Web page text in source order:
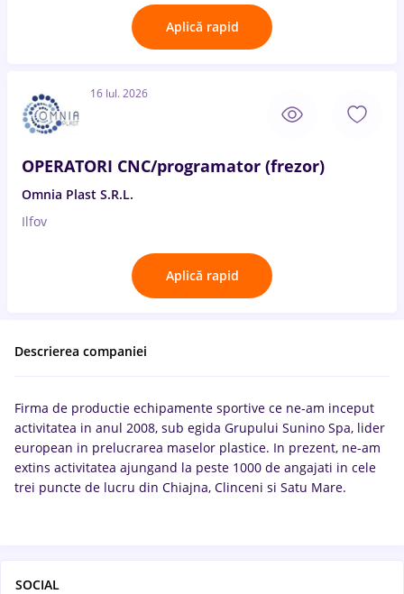
Aplică rapid
16 Iul. 2026
OPERATORI CNC/programator (frezor)
Omnia Plast S.R.L.
Ilfov
Aplică rapid
Descrierea companiei
Firma de productie echipamente sportive ce ne-am inceput
activitatea in anul 2008, sub egida Grupului Sunino Spa, lider
european in prelucrarea maselor plastice. In prezent, ne-am
extins activitatea ajungand la peste 1000 de angajati in cele
trei puncte de lucru din Chiajna, Clinceni si Satu Mare.
SOCIAL